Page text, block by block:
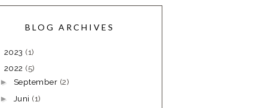
BLOG ARCHIVES
2023 (1)
2022 (5)
► September (2)
► Juni (1)